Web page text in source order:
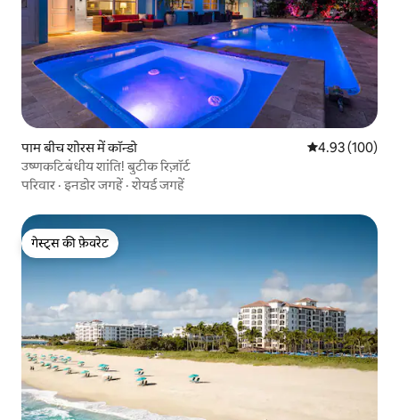
पाम बीच शोरस में कॉन्डो औसत रेटिंग 5 में से
4.93 (100)
उष्णकटिबंधीय शांति! बुटीक रिज़ॉर्ट
परिवार ·इनडोर जगहें ·शेयर्ड जगहें
गेस्ट्स की फ़ेवरेट
गेस्ट्स की फ़ेवरेट